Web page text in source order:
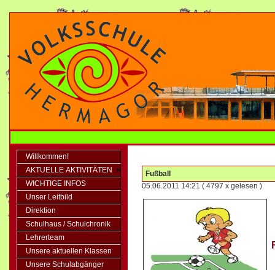
Willkommen!
AKTUELLE AKTIVITÄTEN
WICHTIGE INFOS
Unser Leitbild
Direktion
Schulhaus / Schulchronik
Lehrerteam
Unsere aktuellen Klassen
Unsere Schulabgänger
Fußball
05.06.2011 14:21 ( 4797 x gelesen )